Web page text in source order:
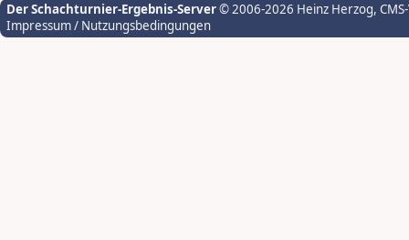
Der Schachturnier-Ergebnis-Server© 2006-2026 Heinz Herzog,
Impressum / Nutzungsbedingungen